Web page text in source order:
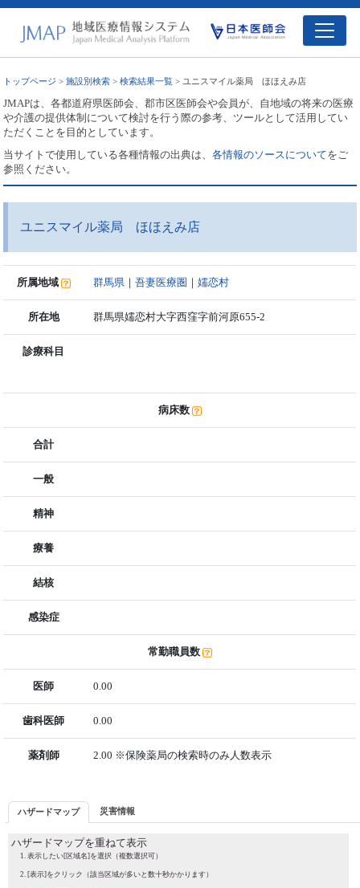
トップページ >施設別検索 >検索結果一覧 > ユニスマイル薬局 ほほえみ店
JMAPは、各都道府県医師会、郡市区医師会や会員が、自地域の将来の医療
や介護の提供体制について検討を行う際の参考、ツールとして活用してい
ただくことを目的としています。
当サイトで使用している各種情報の出典は、各情報のソースについてをご
参照ください。
ユニスマイル薬局 ほほえみ店
所属地域 群馬県 ｜吾妻医療圏 ｜嬬恋村
所在地 群馬県嬬恋村大字西窪字前河原655-2
診療科目
病床数
合計
一般
精神
療養
結核
感染症
常勤職員数
医師 0.00
歯科医師 0.00
薬剤師 2.00 ※保険薬局の検索時のみ人数表示
ハザードマップ 災害情報
ハザードマップを重ねて表示
表示したい[区域名]を選択（複数選択可）
[表示]をクリック（該当区域が多いと数十秒かかります）